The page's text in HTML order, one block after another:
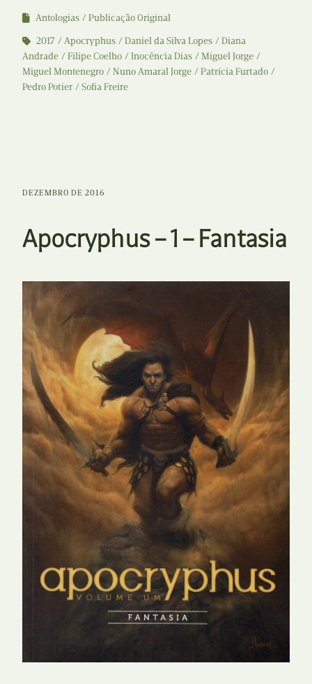
Antologias
Publicação Original
2017
Apocryphus Daniel da Silva Lopes
Diana
Andrade
Filipe Coelho Inocência Dias
Miguel Jorge
Miguel Montenegro
Nuno Amaral Jorge
Patrícia Furtado
Pedro Potier
Sofia Freire
DEZEMBRO DE 2016
Apocryphus – 1 – Fantasia